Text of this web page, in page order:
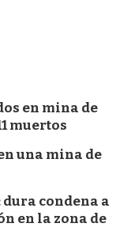
en mina de
muertos
una mina de
condena a
en la zona de